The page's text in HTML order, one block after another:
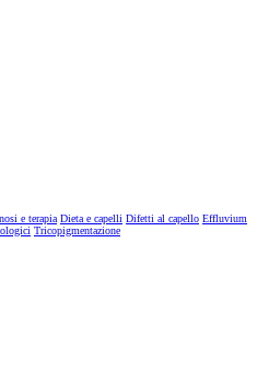
e terapia Dieta e capelli Difetti al capello Effluvium
Tricopigmentazione